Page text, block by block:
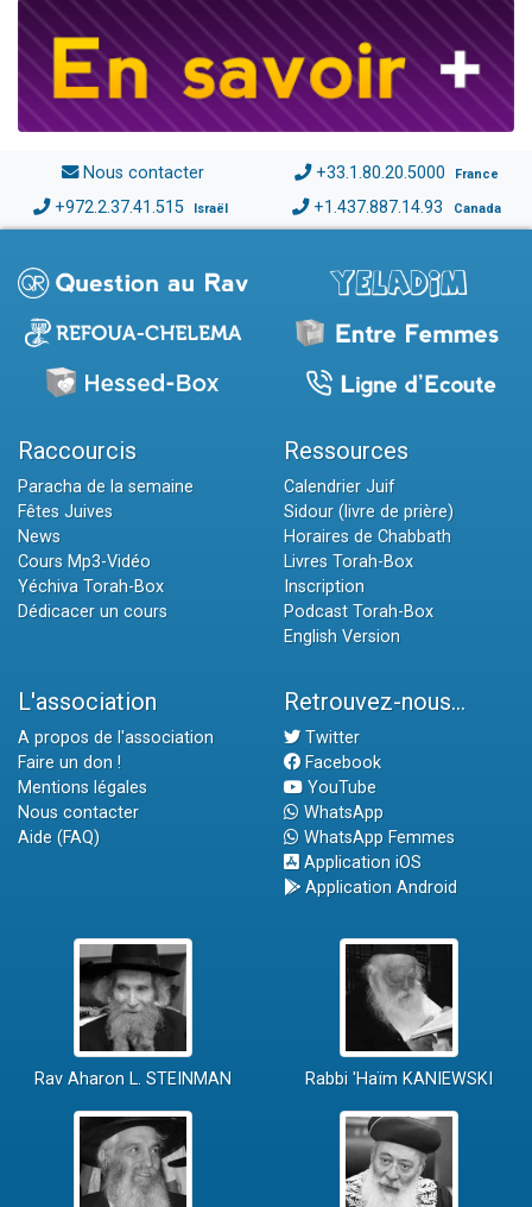
Nous contacter +33.1.80.20.5000 France
+972.2.37.41.515 Israël +1.437.887.14.93 Canada
Raccourcis
Paracha de la semaine
Fêtes Juives
News
Cours Mp3-Vidéo
Yéchiva Torah-Box
Dédicacer un cours
Ressources
Calendrier Juif
Sidour (livre de prière)
Horaires de Chabbath
Livres Torah-Box
Inscription
Podcast Torah-Box
English Version
L'association
A propos de l'association
Faire un don !
Mentions légales
Nous contacter
Aide (FAQ)
Retrouvez-nous...
Twitter
Facebook
YouTube
WhatsApp
WhatsApp Femmes
Application iOS
Application Android
Rav Aharon L. STEINMAN Rabbi 'Haïm KANIEWSKI